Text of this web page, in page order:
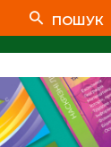
ПОШУК